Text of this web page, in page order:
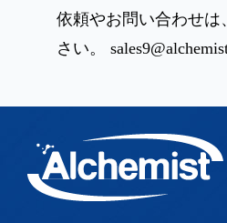
依頼やお問い合わせ
さい。